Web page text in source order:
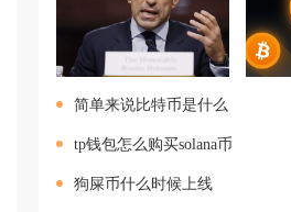
简单来说比特币是什么
tp钱包怎么购买solana币
狗屎币什么时候上线